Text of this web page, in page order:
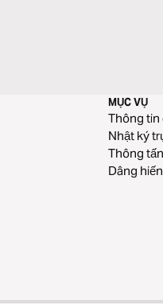
MỤC VỤ
Thông tin
Nhật ký
Thông tấn
Dâng hiến